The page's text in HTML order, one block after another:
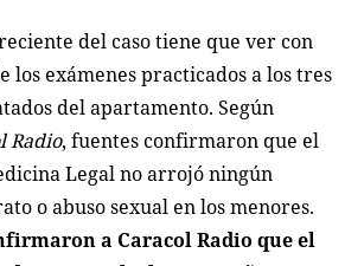
del caso tiene que ver con
los exámenes practicados a los tres
del apartamento. Según
Radio, fuentes confirmaron que el
Legal no arrojó ningún
o abuso sexual en los menores.
a Caracol Radio que el